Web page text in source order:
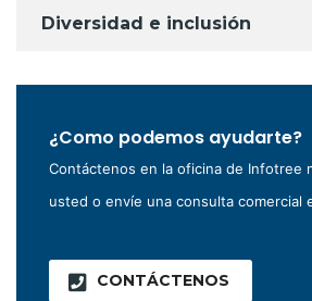
Diversidad e inclusión
¿Como podemos ayudarte?
Contáctenos en la oficina de Infotree
usted o envíe una consulta comercial
CONTÁCTENOS